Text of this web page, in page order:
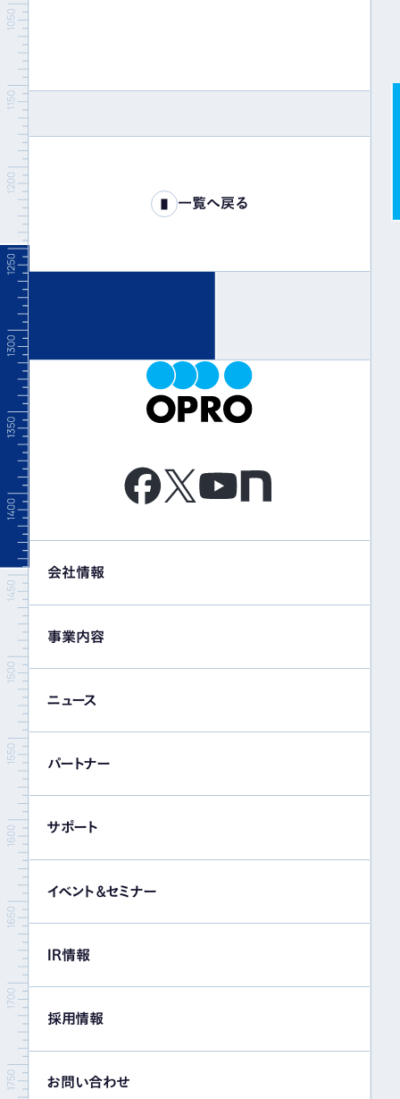
一覧へ戻る
会社情報
事業内容
ニュース
パートナー
サポート
イベント＆セミナー
IR情報
採用情報
お問い合わせ